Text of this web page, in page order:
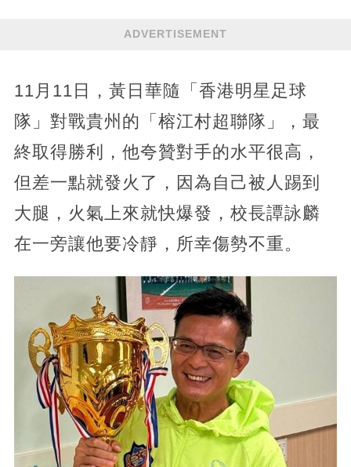
ADVERTISEMENT
11月11日，黃日華隨「香港明星足球
隊」對戰貴州的「榕江村超聯隊」，最
終取得勝利，他夸贊對手的水平很高，
但差一點就發火了，因為自己被人踢到
大腿，火氣上來就快爆發，校長譚詠麟
在一旁讓他要冷靜，所幸傷勢不重。